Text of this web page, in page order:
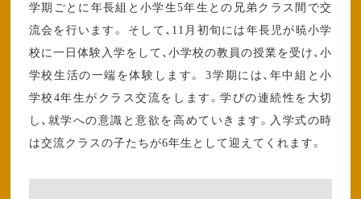
学期ごとに年長組と小学生5年生との兄弟クラス間で交
流会を行います。 そして、11月初旬には年長児が暁小学
校に一日体験入学をして、小学校の教員の授業を受け、小
学校生活の一端を体験します。 3学期には、年中組と小
学校4年生がクラス交流をします。学びの連続性を大切
し、就学への意識と意欲を高めていきます。入学式の時
は交流クラスの子たちが6年生として迎えてくれます。